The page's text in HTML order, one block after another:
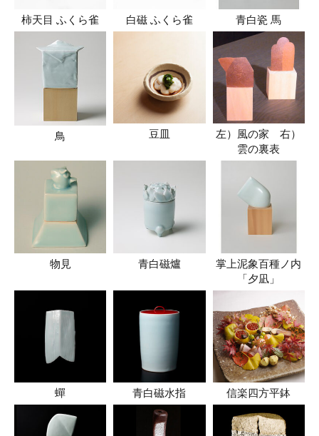
柿天目 ふくら雀 白磁 ふくら雀 青白瓷 馬
鳥 豆皿
左）風の家 右）
雲の裏表
物見 青白磁爐
掌上泥象百種ノ内
「夕凪」
蟬 青白磁水指 信楽四方平鉢